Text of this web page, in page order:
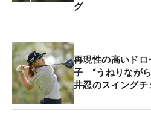
グ
再現性の高いド
子 “うねりなが
井忍のスイングチ